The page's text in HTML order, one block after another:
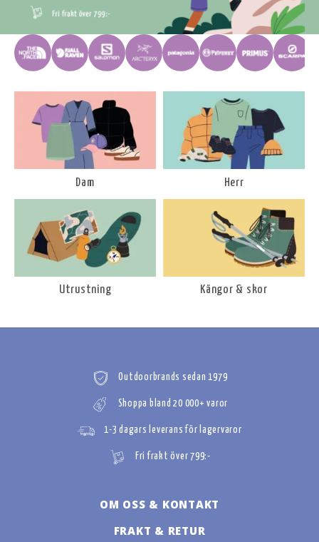
Dam Herr
Utrustning Kängor & skor
Outdoorbrands sedan 1979
Shoppa bland 20 000+ varor
1-3 dagars leverans för lagervaror
Fri frakt över 799:-
OM OSS & KONTAKT
FRAKT & RETUR